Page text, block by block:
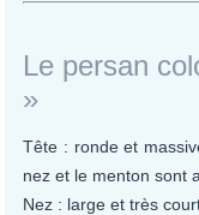
Le persan
»
Tête : ronde et
nez et le menton sont
Nez : large et très